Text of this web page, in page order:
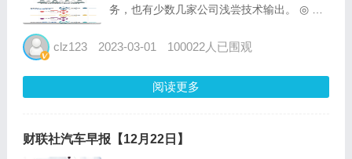
务，也有少数几家公司浅尝技术输出。 ◎ 消
入技术资源，目前主要用于自身核心业务。
clz123 2023-03-01 100022人已围观
阅读更多
财联社汽车早报【12月22日】